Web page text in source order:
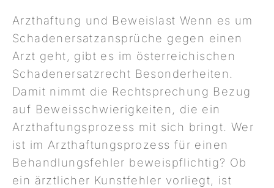
Arzthaftung und Beweislast Wenn es um
Schadenersatzansprüche gegen einen
Arzt geht, gibt es im österreichischen
Schadenersatzrecht Besonderheiten.
Damit nimmt die Rechtsprechung Bezug
auf Beweisschwierigkeiten, die ein
Arzthaftungsprozess mit sich bringt. Wer
ist im Arzthaftungsprozess für einen
Behandlungsfehler beweispflichtig? Ob
ein ärztlicher Kunstfehler vorliegt, ist